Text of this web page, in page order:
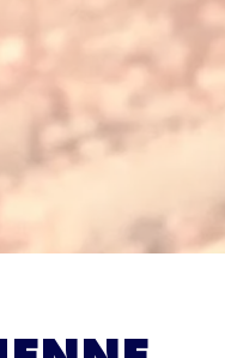
5 minutes.
En